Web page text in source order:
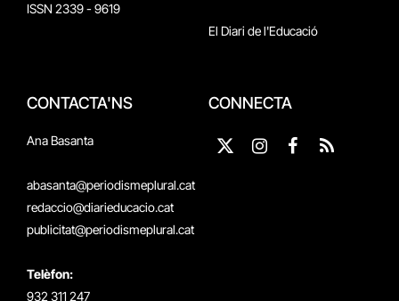
ISSN 2339 - 9619
El Diari de l'Educació
CONTACTA'NS
Ana Basanta
abasanta@periodismeplural.cat
redaccio@diarieducacio.cat
publicitat@periodismeplural.cat
Telèfon:
932 311 247
CONNECTA
X
Instagram
Facebook
RSS